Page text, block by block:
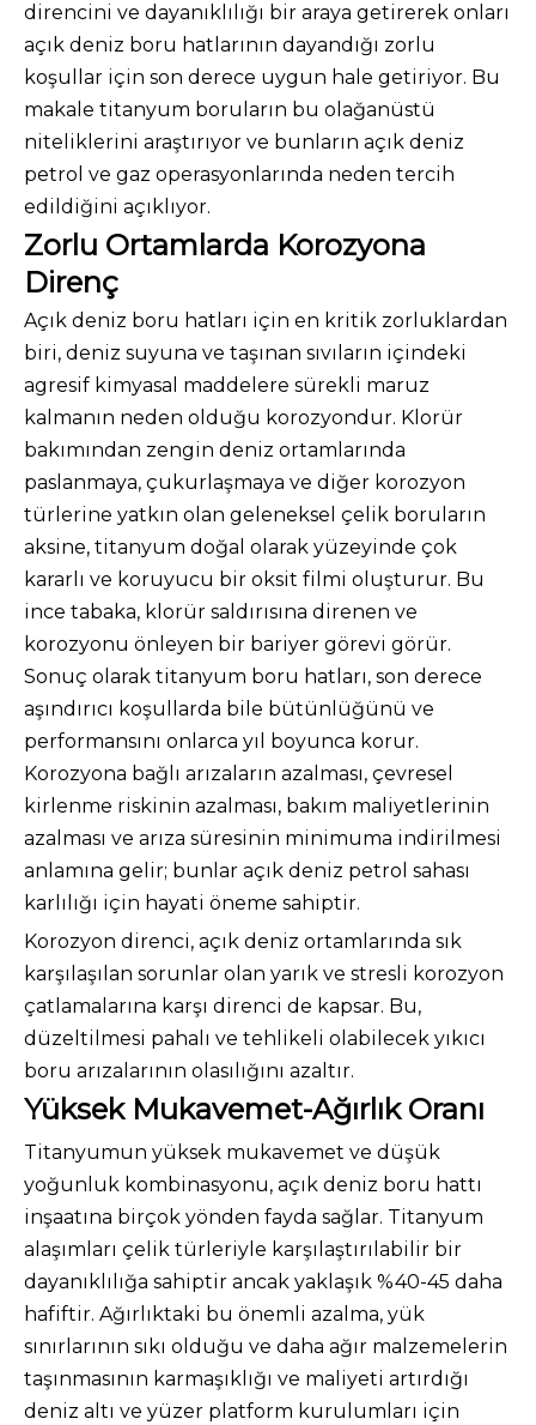
direncini ve dayanıklılığı bir araya getirerek onları
açık deniz boru hatlarının dayandığı zorlu
koşullar için son derece uygun hale getiriyor. Bu
makale titanyum boruların bu olağanüstü
niteliklerini araştırıyor ve bunların açık deniz
petrol ve gaz operasyonlarında neden tercih
edildiğini açıklıyor.
Zorlu Ortamlarda Korozyona
Direnç
Açık deniz boru hatları için en kritik zorluklardan
biri, deniz suyuna ve taşınan sıvıların içindeki
agresif kimyasal maddelere sürekli maruz
kalmanın neden olduğu korozyondur. Klorür
bakımından zengin deniz ortamlarında
paslanmaya, çukurlaşmaya ve diğer korozyon
türlerine yatkın olan geleneksel çelik boruların
aksine, titanyum doğal olarak yüzeyinde çok
kararlı ve koruyucu bir oksit filmi oluşturur. Bu
ince tabaka, klorür saldırısına direnen ve
korozyonu önleyen bir bariyer görevi görür.
Sonuç olarak titanyum boru hatları, son derece
aşındırıcı koşullarda bile bütünlüğünü ve
performansını onlarca yıl boyunca korur.
Korozyona bağlı arızaların azalması, çevresel
kirlenme riskinin azalması, bakım maliyetlerinin
azalması ve arıza süresinin minimuma indirilmesi
anlamına gelir; bunlar açık deniz petrol sahası
karlılığı için hayati öneme sahiptir.
Korozyon direnci, açık deniz ortamlarında sık
karşılaşılan sorunlar olan yarık ve stresli korozyon
çatlamalarına karşı direnci de kapsar. Bu,
düzeltilmesi pahalı ve tehlikeli olabilecek yıkıcı
boru arızalarının olasılığını azaltır.
Yüksek Mukavemet-Ağırlık Oranı
Titanyumun yüksek mukavemet ve düşük
yoğunluk kombinasyonu, açık deniz boru hattı
inşaatına birçok yönden fayda sağlar. Titanyum
alaşımları çelik türleriyle karşılaştırılabilir bir
dayanıklılığa sahiptir ancak yaklaşık %40-45 daha
hafiftir. Ağırlıktaki bu önemli azalma, yük
sınırlarının sıkı olduğu ve daha ağır malzemelerin
taşınmasının karmaşıklığı ve maliyeti artırdığı
deniz altı ve yüzer platform kurulumları için